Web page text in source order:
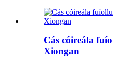
Cás cóireála
Xiongan